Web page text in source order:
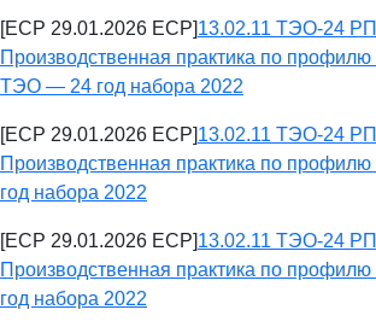
[ECP 29.01.2026 ECP]13.02.11 ТЭО-24
Производственная практика по профилю
ТЭО — 24 год набора 2022
[ECP 29.01.2026 ECP]13.02.11 ТЭО-24
Производственная практика по профилю
год набора 2022
[ECP 29.01.2026 ECP]13.02.11 ТЭО-24
Производственная практика по профилю
год набора 2022